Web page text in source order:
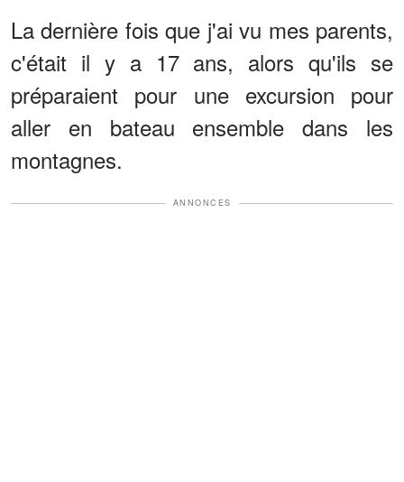
La dernière fois que j'ai vu mes parents,
c'était il y a 17 ans, alors qu'ils se
préparaient pour une excursion pour
aller en bateau ensemble dans les
montagnes.
ANNONCES